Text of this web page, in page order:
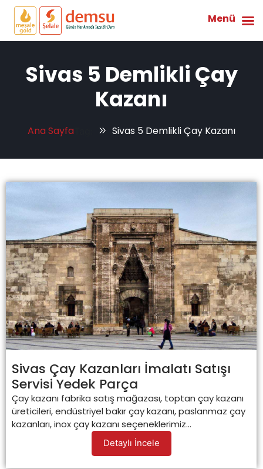
Sivas 5 Demlikli Çay
Kazanı
Ana Sayfa Sivas 5 Demlikli Çay Kazanı
Sivas Çay Kazanları İmalatı Satışı
Servisi Yedek Parça
Çay kazanı fabrika satış mağazası, toptan çay kazanı
üreticileri, endüstriyel bakır çay kazanı, paslanmaz çay
kazanları, inox çay kazanı seçeneklerimiz...
Detaylı İncele
Menü